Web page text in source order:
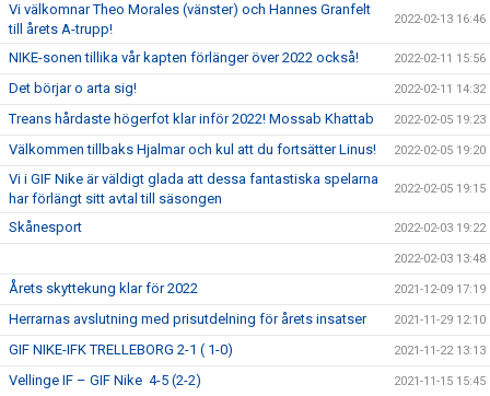
Vi välkomnar Theo Morales (vänster) och Hannes Granfelt
till årets A-trupp!
2022-02-13 16:46
NIKE-sonen tillika vår kapten förlänger över 2022 också! 2022-02-11 15:56
Det börjar o arta sig! 2022-02-11 14:32
Treans hårdaste högerfot klar inför 2022! Mossab Khattab 2022-02-05 19:23
Välkommen tillbaks Hjalmar och kul att du fortsätter Linus! 2022-02-05 19:20
Vi i GIF Nike är väldigt glada att dessa fantastiska spelarna
har förlängt sitt avtal till säsongen
2022-02-05 19:15
Skånesport 2022-02-03 19:22
2022-02-03 13:48
Årets skyttekung klar för 2022 2021-12-09 17:19
Herrarnas avslutning med prisutdelning för årets insatser 2021-11-29 12:10
GIF NIKE-IFK TRELLEBORG 2-1 ( 1-0) 2021-11-22 13:13
Vellinge IF – GIF Nike 4-5 (2-2) 2021-11-15 15:45